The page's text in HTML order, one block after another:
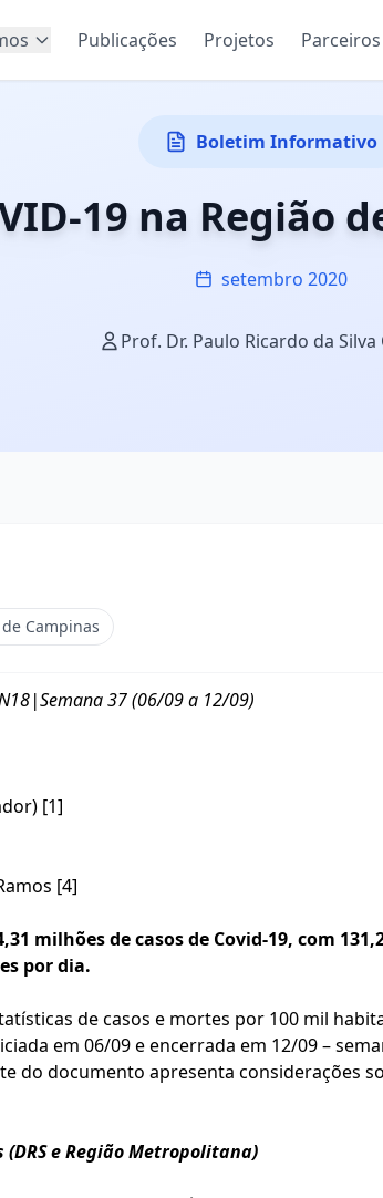
Publicações Projetos Parceiros
Boletim Informativo
19 na Região
setembro 2020
Prof. Dr. Paulo Ricardo da Silva
Campinas
37 (06/09 a 12/09)
[1]
[4]
milhões de casos de Covid-19, com
por dia.
de casos e mortes por 100 mil
em 06/09 e encerrada em 12/09 –
do documento apresenta considerações
(DRS e Região Metropolitana)